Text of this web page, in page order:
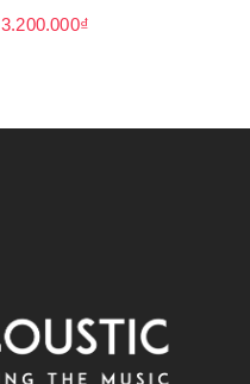
3.200.000₫